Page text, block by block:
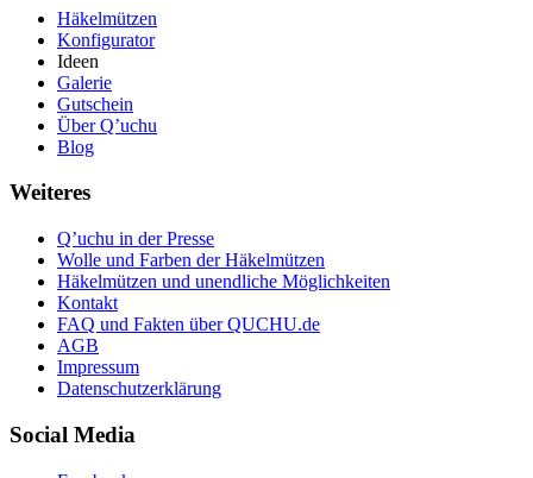
Modell pink Christmas
Modell Ronnys m�tze
Modell Fr�hlingsanfang
Modell huii c:
Modell Hello Kitty
Modell Schmogg
Modell Iceland
Modell Boom
Modell kroko-style :D
Modell wunder
Modell reverse-polar
Modell Reagge
Modell Sven
Modell red_line
Modell Bommelm�tze Grau/Schwarz
Modell kaltwirds
Modell Klassisch Bordeaux
Häkelmützen
Konfigurator
Ideen
Galerie
Gutschein
Über Q’uchu
Blog
Weiteres
Q’uchu in der Presse
Wolle und Farben der Häkelmützen
Häkelmützen und unendliche Möglichkeiten
Kontakt
FAQ und Fakten über QUCHU.de
AGB
Impressum
Datenschutzerklärung
Social Media